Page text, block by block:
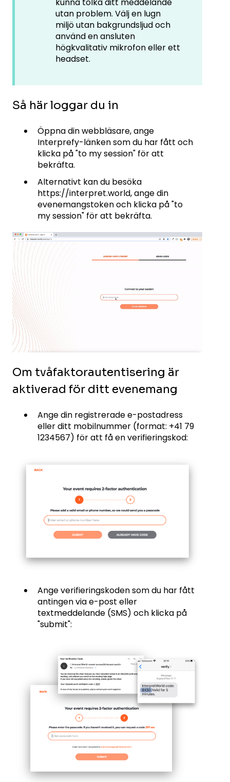
utan problem. Välj en lugn
miljö utan bakgrundsljud och
använd en ansluten
högkvalitativ mikrofon eller ett
headset.
Så här loggar du in
Öppna din webbläsare, ange
Interprefy-länken som du har fått och
klicka på "to my session" för att
bekräfta.
Alternativt kan du besöka
https://interpret.world, ange din
evenemangstoken och klicka på "to
my session" för att bekräfta.
Om tvåfaktorautentisering är
aktiverad för ditt evenemang
Ange din registrerade e-postadress
eller ditt mobilnummer (format: +41 79
1234567) för att få en verifieringskod:
Ange verifieringskoden som du har fått
antingen via e-post eller
textmeddelande (SMS) och klicka på
"submit":